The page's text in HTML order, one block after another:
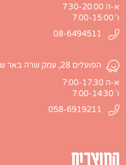
א-ה 7:30-20:00
ו' 7:00-15:00
הפועלים 28, עמק שרה באר שבע
א-ה 7:00-17:30
ו' 7:00-14:30
המוצרים